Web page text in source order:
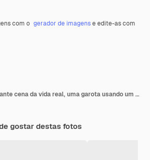
com o gerador de imagense edite-as com
Nesta emocionante cena da vida real, uma garota usando um hijab e sua irmã aplicam maquiagem amorosamente em seus cabelos.
gostar destas fotos